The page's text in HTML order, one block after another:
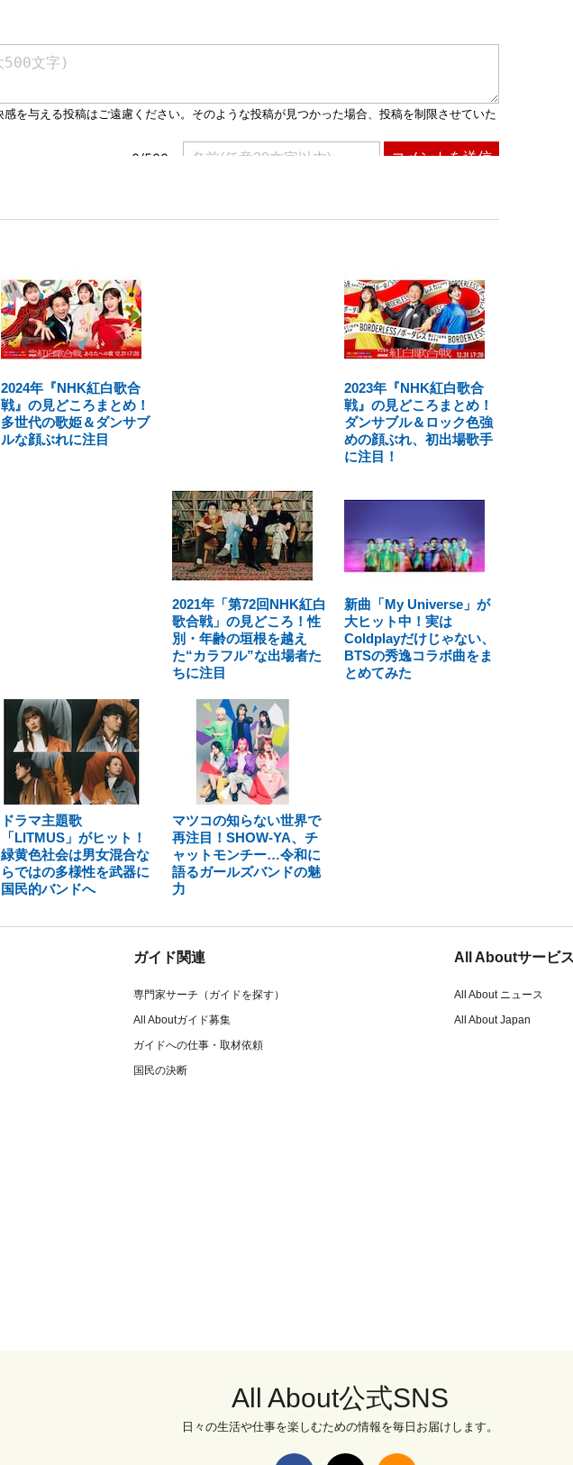
2024年『NHK紅白歌合
戦』の見どころまとめ！
多世代の歌姫＆ダンサブ
ルな顔ぶれに注目
2023年『NHK紅白歌合
戦』の見どころまとめ！
ダンサブル＆ロック色強
めの顔ぶれ、初出場歌手
に注目！
2021年「第72回NHK紅白
歌合戦」の見どころ！性
別・年齢の垣根を越え
た“カラフル”な出場者た
ちに注目
新曲「My Universe」が
大ヒット中！実は
Coldplayだけじゃない、
BTSの秀逸コラボ曲をま
とめてみた
ドラマ主題歌
「LITMUS」がヒット！
緑黄色社会は男女混合な
らではの多様性を武器に
国民的バンドへ
マツコの知らない世界で
再注目！SHOW-YA、チ
ャットモンチー…令和に
語るガールズバンドの魅
力
ガイド関連
専門家サーチ（ガイドを探す）
All Aboutガイド募集
ガイドへの仕事・取材依頼
国民の決断
All Aboutサービ
All About ニュース
All About Japan
All About公式SNS
日々の生活や仕事を楽しむための情報を毎日お届けします。